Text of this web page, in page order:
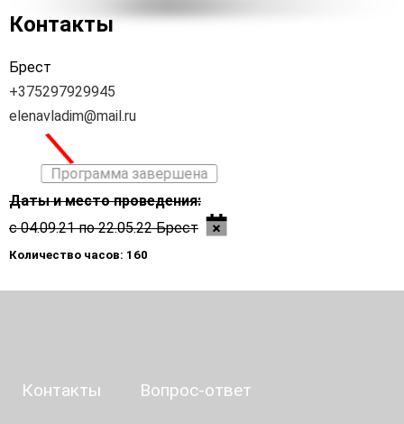
Контакты
Брест
+375297929945
elenavladim@mail.ru
\
Программа завершена
Даты и место проведения:
с 04.09.21 по 22.05.22 Брест
Количество часов: 160
Контакты Вопрос-ответ